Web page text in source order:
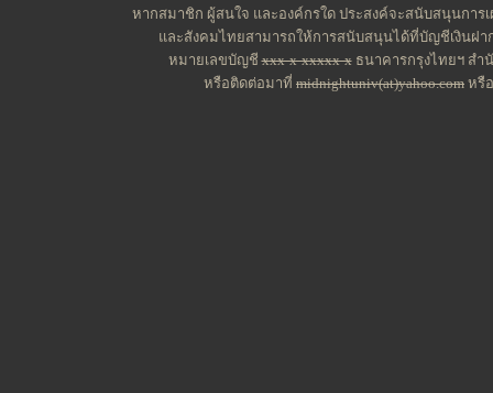
หากสมาชิก ผู้สนใจ และองค์กรใด ประสงค์จะสนับสนุนกา
และสังคมไทยสามารถให้การสนับสนุนได้ที่บัญชีเงินฝ
หมายเลขบัญชีxxx-x-xxxxx-xธนาคารกรุงไทยฯ สำ
หรือติดต่อมาที่ midnightuniv(at)yahoo.com หรื